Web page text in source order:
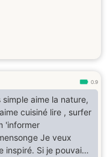
0.9
simple aime la nature,
cuisiné lire , surfer
'informer
Je veux
inspiré. Si je pouvais